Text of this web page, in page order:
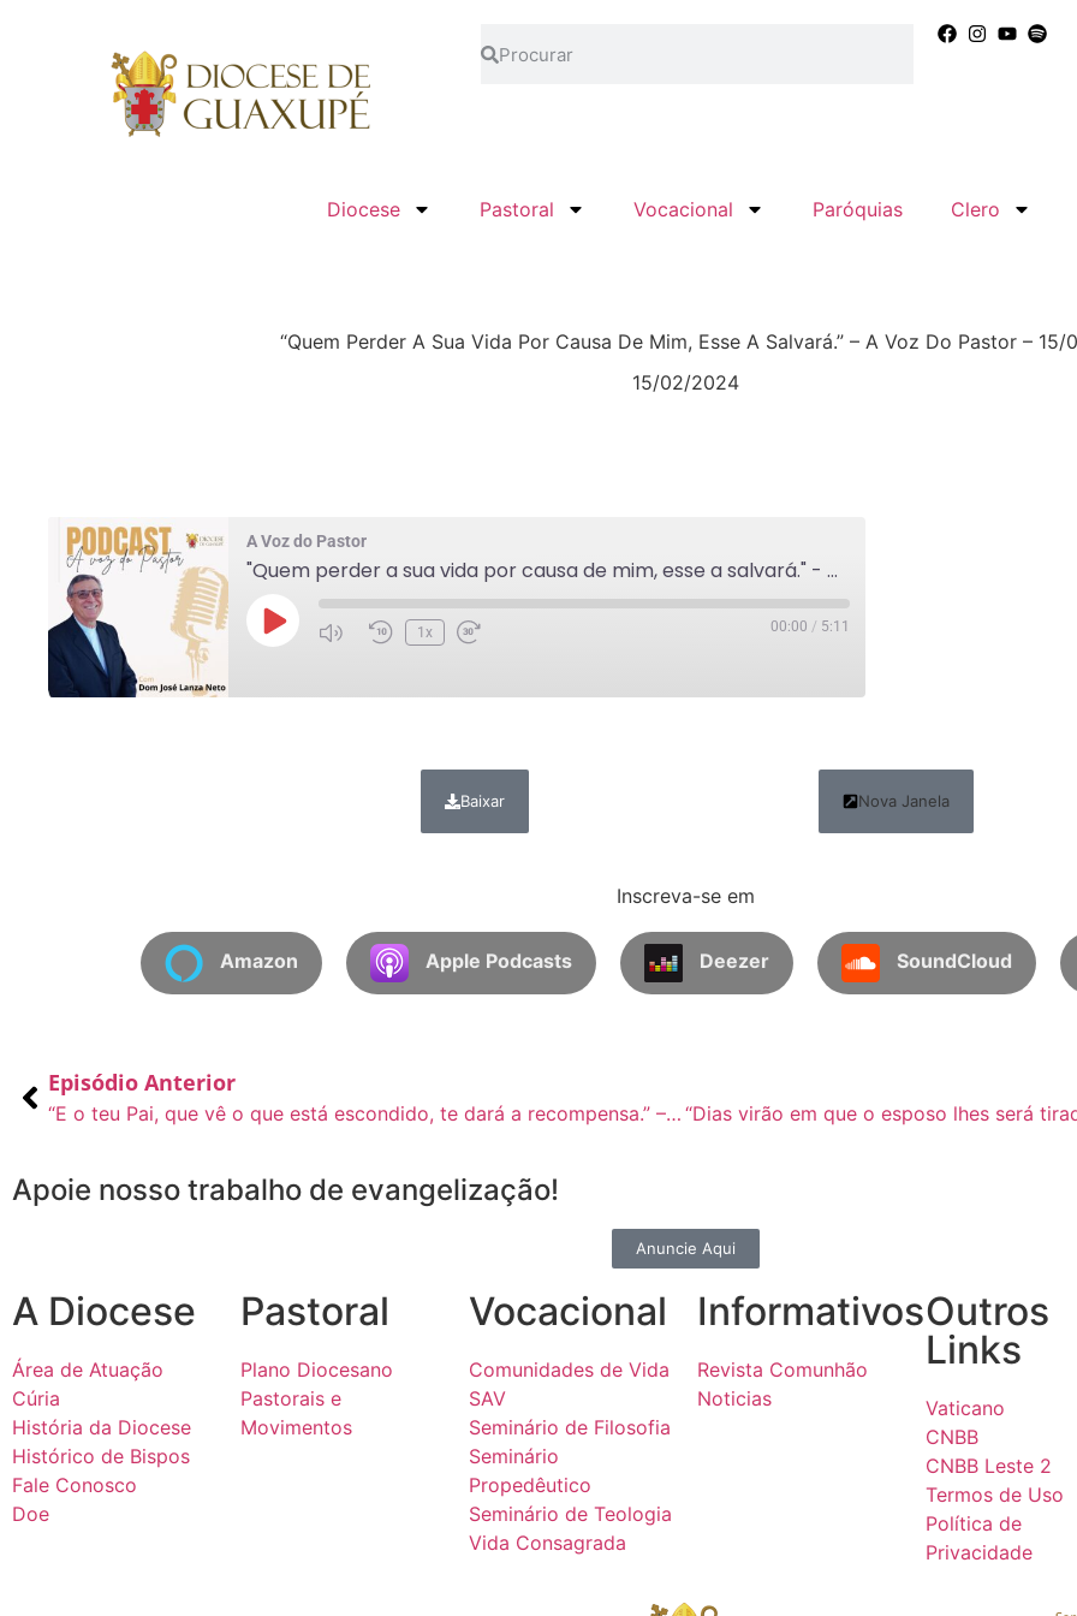
Diocese Pastoral Vocacional Paróquias Clero
“Quem Perder A Sua Vida Por Causa De Mim, Esse A Salvará.” – A Voz Do Pastor – 15/
15/02/2024
A Voz do Pastor
"Quem perder a sua vida por causa de mim, esse a salvará." - A Voz do Pastor - 15/02
1x 00:00 / 5:11
Baixar Nova Janela
Inscreva-se em
Amazon Apple Podcasts Deezer SoundCloud
Episódio Anterior
“E o teu Pai, que vê o que está escondido, te dará a recompensa.” – A Voz do Pastor – 14/02
Apoie nosso trabalho de evangelização!
Anuncie Aqui
A Diocese
Área de Atuação
Cúria
História da Diocese
Histórico de Bispos
Fale Conosco
Doe
Pastoral
Plano Diocesano
Pastorais e
Movimentos
Vocacional
Comunidades de Vida
SAV
Seminário de Filosofia
Seminário
Propedêutico
Seminário de Teologia
Vida Consagrada
Informativos
Revista Comunhão
Noticias
Outros
Links
Vaticano
CNBB
CNBB Leste 2
Termos de Uso
Política de
Privacidade